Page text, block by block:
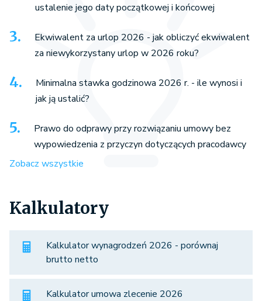
ustalenie jego daty początkowej i końcowej
Ekwiwalent za urlop 2026 - jak obliczyć ekwiwalent
za niewykorzystany urlop w 2026 roku?
Minimalna stawka godzinowa 2026 r. - ile wynosi i
jak ją ustalić?
Prawo do odprawy przy rozwiązaniu umowy bez
wypowiedzenia z przyczyn dotyczących pracodawcy
Zobacz wszystkie
Kalkulatory
Kalkulator wynagrodzeń 2026 - porównaj
brutto netto
Kalkulator umowa zlecenie 2026